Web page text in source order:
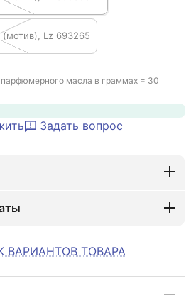
Lz 693265
масла в граммах = 30
Задать вопрос
ВАРИАНТОВ ТОВАРА